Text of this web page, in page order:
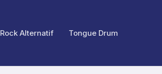
Rock Alternatif Tongue Drum